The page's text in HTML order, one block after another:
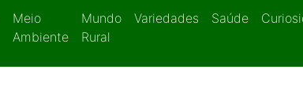
Meio
Ambiente
Mundo
Rural
Variedades Saúde